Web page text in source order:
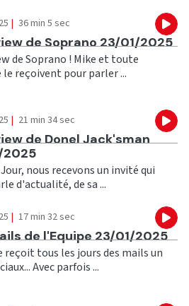
| 36 min 5 sec
de Soprano 23/01/2025
de Soprano ! Mike et toute
le reçoivent pour parler ...
| 21 min 34 sec
de Donel Jack'sman
2025
nous recevons un invité qui
d'actualité, de sa ...
| 17 min 32 sec
de l'Equipe 23/01/2025
reçoit tous les jours des mails un
Avec parfois ...